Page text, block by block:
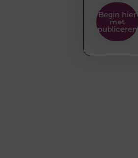
Begin hier
met
publiceren